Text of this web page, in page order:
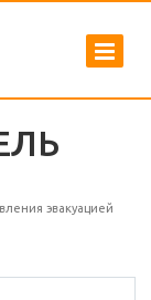
эвакуацией